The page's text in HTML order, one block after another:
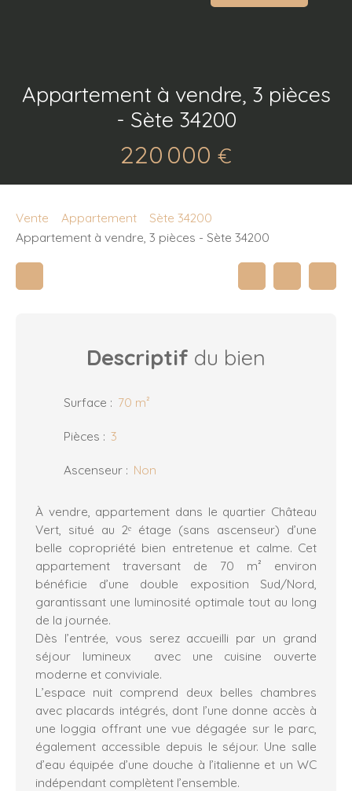
Appartement à vendre, 3 pièces
- Sète 34200
220 000 €
Vente Appartement
Sète 34200
Appartement à vendre, 3 pièces - Sète 34200
Descriptif du bien
Surface : 70 m²
Pièces : 3
Ascenseur : Non
À vendre, appartement dans le quartier Château
Vert, situé au 2ᵉ étage (sans ascenseur) d’une
belle copropriété bien entretenue et calme. Cet
appartement traversant de 70 m² environ
bénéficie d’une double exposition Sud/Nord,
garantissant une luminosité optimale tout au long
de la journée.
Dès l’entrée, vous serez accueilli par un grand
séjour lumineux avec une cuisine ouverte
moderne et conviviale.
L’espace nuit comprend deux belles chambres
avec placards intégrés, dont l’une donne accès à
une loggia offrant une vue dégagée sur le parc,
également accessible depuis le séjour. Une salle
d’eau équipée d’une douche à l’italienne et un WC
indépendant complètent l’ensemble.